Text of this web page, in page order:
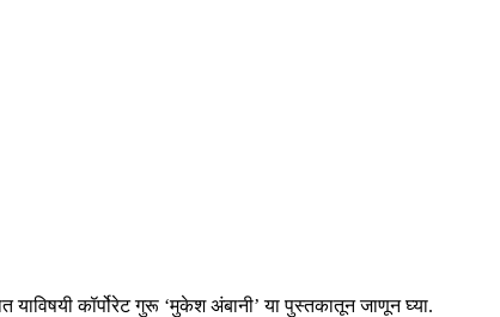
कॉर्पोरेट गुरू ‘मुकेश अंबानी’ या पुस्तकातून जाणून घ्या.